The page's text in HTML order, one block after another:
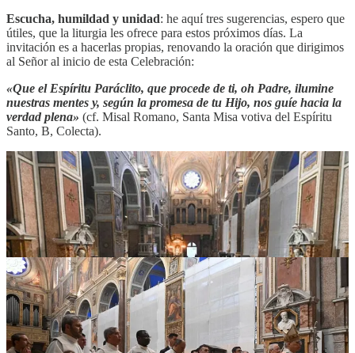
Escucha, humildad y unidad: he aquí tres sugerencias, espero que
útiles, que la liturgia les ofrece para estos próximos días. La
invitación es a hacerlas propias, renovando la oración que dirigimos
al Señor al inicio de esta Celebración:
«Que el Espíritu Paráclito, que procede de ti, oh Padre, ilumine
nuestras mentes y, según la promesa de tu Hijo, nos guíe hacia la
verdad plena» (cf. Misal Romano, Santa Misa votiva del Espíritu
Santo, B, Colecta).